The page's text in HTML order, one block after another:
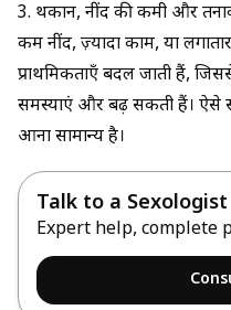
3. थकान, नींद की कमी और
कम नींद, ज़्यादा काम, या
प्राथमिकताएँ बदल जाती हैं,
समस्याएं और बढ़ सकती हैं। ऐसे
आना सामान्य है।
Talk to a Sexologist
Expert help, complete